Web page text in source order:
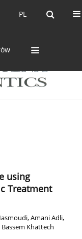
PL PL
EN
using
Treatment
,Amani Adli,
Khattech